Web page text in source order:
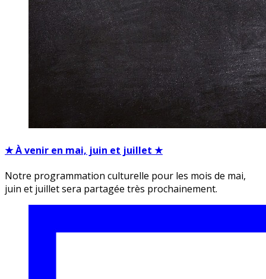
★ À venir en mai, juin et juillet ★
Notre programmation culturelle pour les mois de mai,
juin et juillet sera partagée très prochainement.